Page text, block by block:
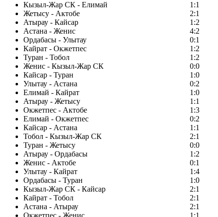
Кызыл-Жар СК - Елимай
1:1
Жетысу - Актобе
2:1
Атырау - Кайсар
1:2
Астана - Женис
4:2
Ордабасы - Улытау
0:1
Кайрат - Окжетпес
1:2
Туран - Тобол
1:2
Женис - Кызыл-Жар СК
0:0
Кайсар - Туран
1:0
Улытау - Астана
0:2
Елимай - Кайрат
1:0
Атырау - Жетысу
1:1
Окжетпес - Актобе
1:3
Елимай - Окжетпес
0:2
Кайсар - Астана
1:1
Тобол - Кызыл-Жар СК
2:1
Туран - Жетысу
0:0
Атырау - Ордабасы
1:2
Женис - Актобе
0:1
Улытау - Кайрат
1:4
Ордабасы - Туран
1:0
Кызыл-Жар СК - Кайсар
2:1
Кайрат - Тобол
2:1
Астана - Атырау
2:1